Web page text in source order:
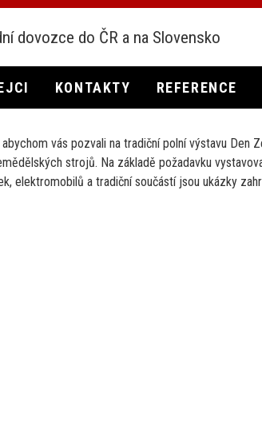
dovozce do ČR a na Slovensko
KONTAKTY REFERENCE
abychom vás pozvali na tradiční polní výstavu
strojů. Na základě požadavku
elektromobilů a tradiční součástí jsou ukázky